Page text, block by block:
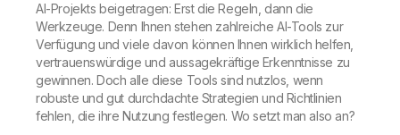
AI-Projekts beigetragen: Erst die Regeln, dann die
Werkzeuge. Denn Ihnen stehen zahlreiche AI-Tools zur
Verfügung und viele davon können Ihnen wirklich helfen,
vertrauenswürdige und aussagekräftige Erkenntnisse zu
gewinnen. Doch alle diese Tools sind nutzlos, wenn
robuste und gut durchdachte Strategien und Richtlinien
fehlen, die ihre Nutzung festlegen. Wo setzt man also an?